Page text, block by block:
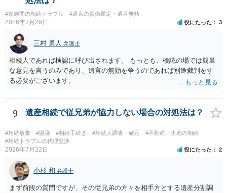
様の意に反する遺産分割協議を行う実益が誰にあったかの立証が困難
であること からすると、実際に遺産分割協議の効力が否定される可能
性はそれほど高くない（立証のハードルは非常に高い）ということが
言えると思います。
#家族間の相続トラブル #遺言の真偽鑑定・遺言無効
2026年7月29日 役にたった 3
三村 勇人 弁護士
相続人であれば検認に呼び出されます。 もっとも、検認の場では簡単
な意見を言うのみであり、遺言の無効を争うのであれば別途裁判をす
る必要がございます。
9 遺産相続で従兄弟が協力しない場合の対処法は？
#相続放棄 #協議 #相続手続き #相続人調査・確定
#不動産・土地の相続
#相続トラブルの代理交渉
2026年7月22日 役にたった 2
小杉 和 弁護士
まず前段の質問ですが、その従兄弟の方々を相手方とする遺産分割調